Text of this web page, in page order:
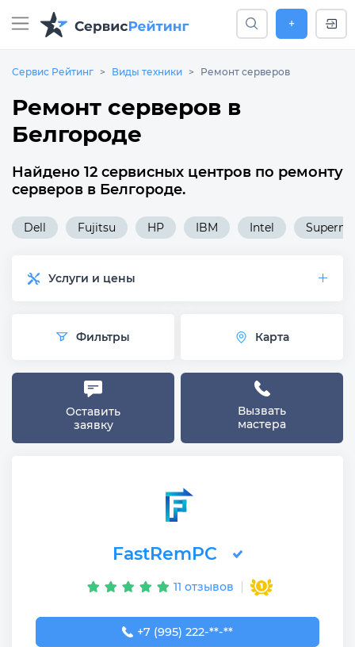
+
Сервис Рейтинг Виды техники Ремонт серверов
Ремонт серверов в
Белгороде
Найдено 12 сервисных центров по ремонту
серверов в Белгороде.
Dell Fujitsu HP IBM Intel
Услуги и цены
Фильтры Карта
Оставить
заявку
Вызвать
мастера
FastRemPC
11 отзывов
+7 (995) 222-83-26
+7 (995) 222-**-**